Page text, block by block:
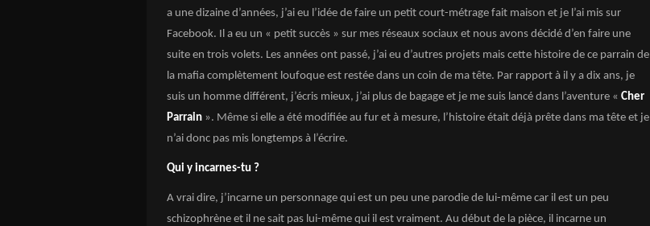
a une dizaine d’années, j’ai eu l’idée de faire un petit court-métrage fait maison et je l’ai mis sur
Facebook. Il a eu un « petit succès » sur mes réseaux sociaux et nous avons décidé d’en faire une
suite en trois volets. Les années ont passé, j’ai eu d’autres projets mais cette histoire de ce parrain de
la mafia complètement loufoque est restée dans un coin de ma tête. Par rapport à il y a dix ans, je
suis un homme différent, j’écris mieux, j’ai plus de bagage et je me suis lancé dans l’aventure « Cher
Parrain ». Même si elle a été modifiée au fur et à mesure, l’histoire était déjà prête dans ma tête et je
n’ai donc pas mis longtemps à l’écrire.
Qui y incarnes-tu ?
A vrai dire, j’incarne un personnage qui est un peu une parodie de lui-même car il est un peu
schizophrène et il ne sait pas lui-même qui il est vraiment. Au début de la pièce, il incarne un